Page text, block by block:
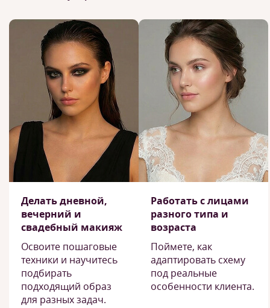
Делать дневной,
вечерний и
свадебный макияж
Освоите пошаговые
техники и научитесь
подбирать
подходящий образ
для разных задач.
Работать с лицами
разного типа и
возраста
Поймете, как
адаптировать схему
под реальные
особенности клиента.